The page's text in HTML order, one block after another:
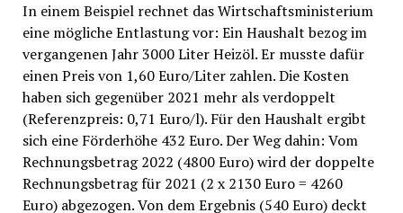
In einem Beispiel rechnet das Wirtschaftsministerium
eine mögliche Entlastung vor: Ein Haushalt bezog im
vergangenen Jahr 3000 Liter Heizöl. Er musste dafür
einen Preis von 1,60 Euro/Liter zahlen. Die Kosten
haben sich gegenüber 2021 mehr als verdoppelt
(Referenzpreis: 0,71 Euro/l). Für den Haushalt ergibt
sich eine Förderhöhe 432 Euro. Der Weg dahin: Vom
Rechnungsbetrag 2022 (4800 Euro) wird der doppelte
Rechnungsbetrag für 2021 (2 x 2130 Euro = 4260
Euro) abgezogen. Von dem Ergebnis (540 Euro) deckt